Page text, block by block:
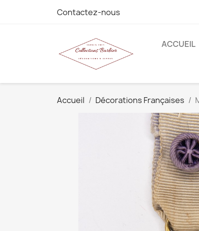
Contactez-nous
ACCUEIL
Accueil Décorations Françaises